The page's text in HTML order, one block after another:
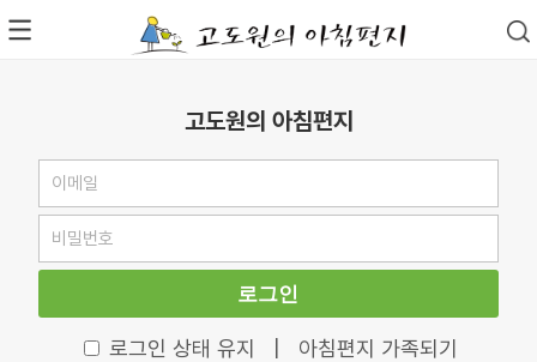
고도원의 아침편지
로그인
로그인 상태 유지 아침편지 가족되기